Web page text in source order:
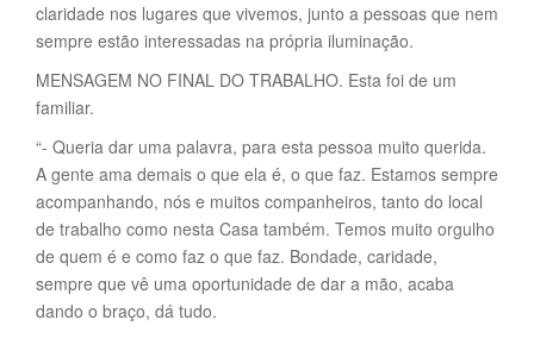
claridade nos lugares que vivemos, junto a pessoas que nem
sempre estão interessadas na própria iluminação.
MENSAGEM NO FINAL DO TRABALHO. Esta foi de um
familiar.
“- Queria dar uma palavra, para esta pessoa muito querida.
A gente ama demais o que ela é, o que faz. Estamos sempre
acompanhando, nós e muitos companheiros, tanto do local
de trabalho como nesta Casa também. Temos muito orgulho
de quem é e como faz o que faz. Bondade, caridade,
sempre que vê uma oportunidade de dar a mão, acaba
dando o braço, dá tudo.